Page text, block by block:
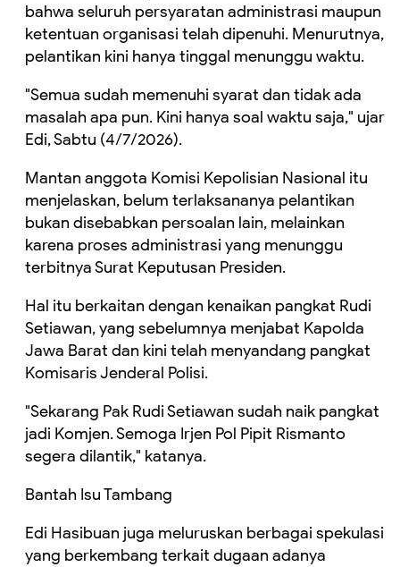
bahwa seluruh persyaratan administrasi maupun
ketentuan organisasi telah dipenuhi. Menurutnya,
pelantikan kini hanya tinggal menunggu waktu.
"Semua sudah memenuhi syarat dan tidak ada
masalah apa pun. Kini hanya soal waktu saja," ujar
Edi, Sabtu (4/7/2026).
Mantan anggota Komisi Kepolisian Nasional itu
menjelaskan, belum terlaksananya pelantikan
bukan disebabkan persoalan lain, melainkan
karena proses administrasi yang menunggu
terbitnya Surat Keputusan Presiden.
Hal itu berkaitan dengan kenaikan pangkat Rudi
Setiawan, yang sebelumnya menjabat Kapolda
Jawa Barat dan kini telah menyandang pangkat
Komisaris Jenderal Polisi.
"Sekarang Pak Rudi Setiawan sudah naik pangkat
jadi Komjen. Semoga Irjen Pol Pipit Rismanto
segera dilantik," katanya.
Bantah Isu Tambang
Edi Hasibuan juga meluruskan berbagai spekulasi
yang berkembang terkait dugaan adanya